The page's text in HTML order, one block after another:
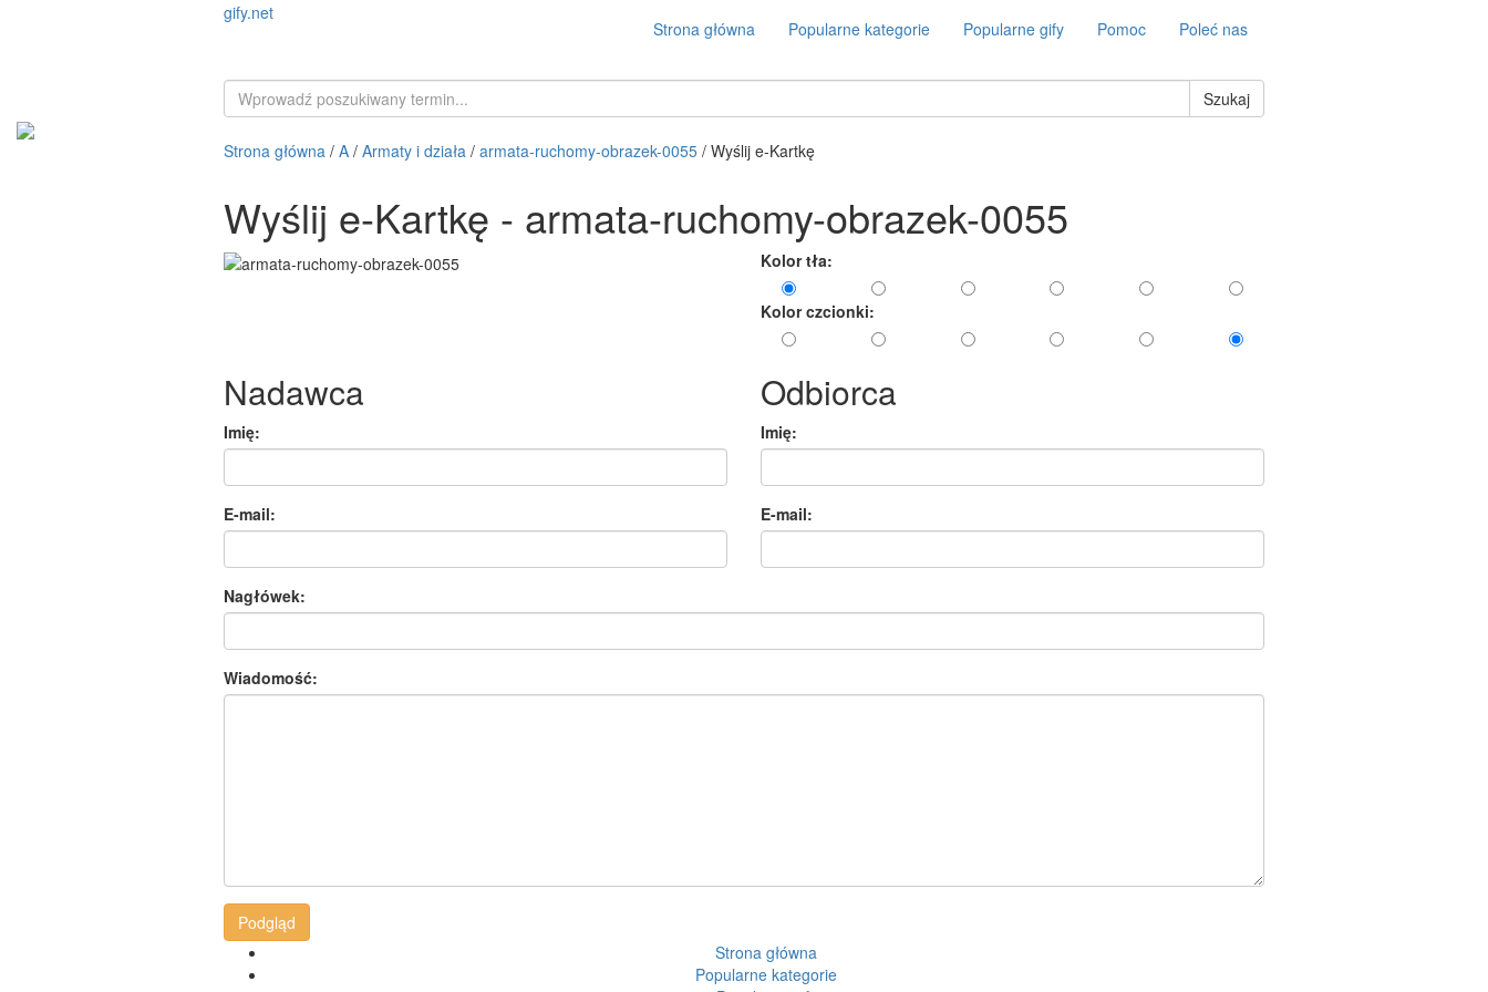
gify.net
Strona główna Popularne kategorie Popularne gify Pomoc Poleć nas
Szukaj
Strona główna / A / Armaty i działa / armata-ruchomy-obrazek-0055 / Wyślij e-Kartkę
Wyślij e-Kartkę - armata-ruchomy-obrazek-0055
Kolor tła:
Kolor czcionki:
Nadawca
Imię:
E-mail:
Odbiorca
Imię:
E-mail:
Nagłówek:
Wiadomość:
Podgląd
Strona główna
Popularne kategorie